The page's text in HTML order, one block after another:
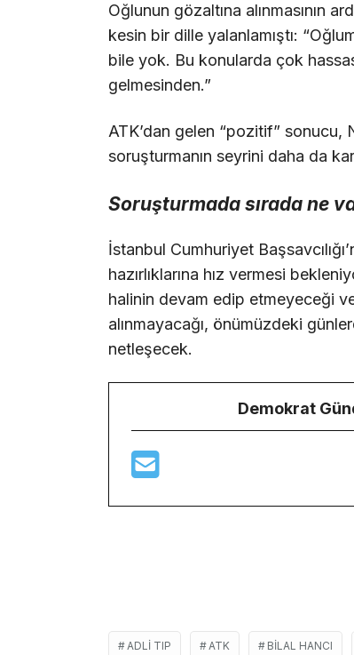
Oğlunun gözaltına alınmasının
kesin bir dille yalanlamıştı:
bile yok. Bu konularda çok
gelmesinden.”
ATK’dan gelen “pozitif” sonucu,
soruşturmanın seyrini daha da
Soruşturmada sırada ne
İstanbul Cumhuriyet
hazırlıklarına hız vermesi
halinin devam edip etmeyeceği
alınmayacağı, önümüzdeki
netleşecek.
Demokrat
ADLI TIP ATK BILAL HANCI